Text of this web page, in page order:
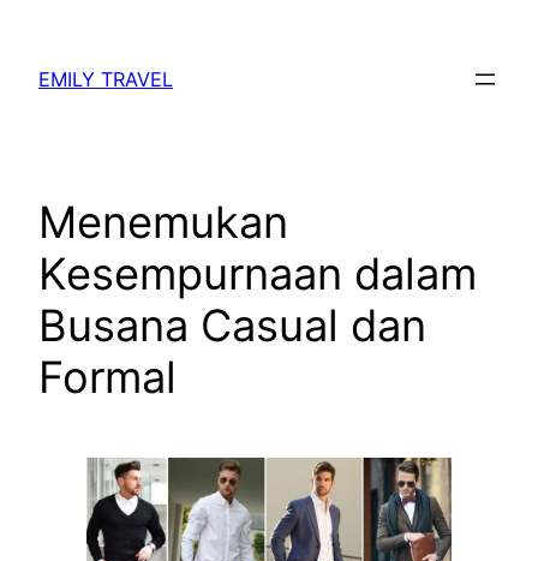
content
EMILY TRAVEL
Menemukan
Kesempurnaan dalam
Busana Casual dan
Formal